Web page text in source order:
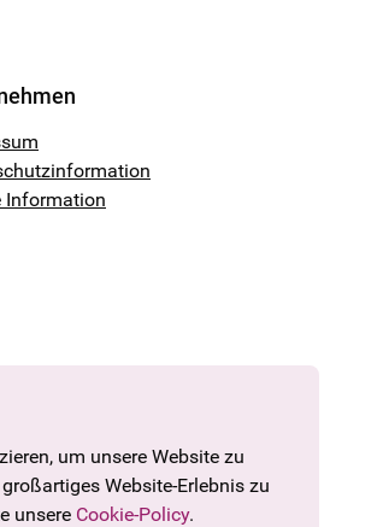
Information
um unsere Website zu
Website-Erlebnis zu
unsere Cookie-Policy.